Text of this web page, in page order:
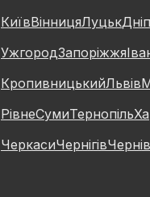
КиївВінницяЛуцьк
УжгородЗапоріжжя
КропивницькийЛьвів
РівнеСумиТернопіль
ЧеркасиЧернігів